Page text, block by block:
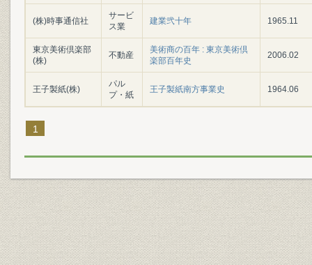
(株)時事通信社
サービ
ス業
建業弐十年 1965.11
東京美術倶楽部
(株)
不動産
美術商の百年 : 東京美術倶
楽部百年史
2006.02
王子製紙(株)
パル
プ・紙
王子製紙南方事業史 1964.06
1